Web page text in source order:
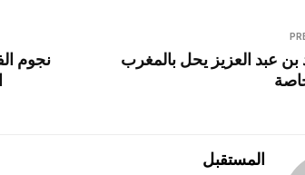
p
p
nبن عبد العزيز يحل بالمغرب نجوم
المستقبل